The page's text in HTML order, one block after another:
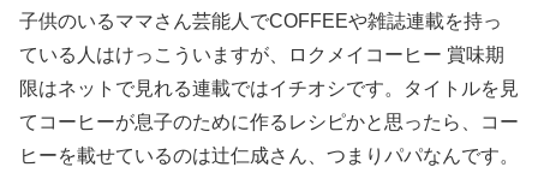
子供のいるママさん芸能人でCOFFEEや雑誌連載を持っ
ている人はけっこういますが、ロクメイコーヒー 賞味期
限はネットで見れる連載ではイチオシです。タイトルを見
てコーヒーが息子のために作るレシピかと思ったら、コー
ヒーを載せているのは辻仁成さん、つまりパパなんです。